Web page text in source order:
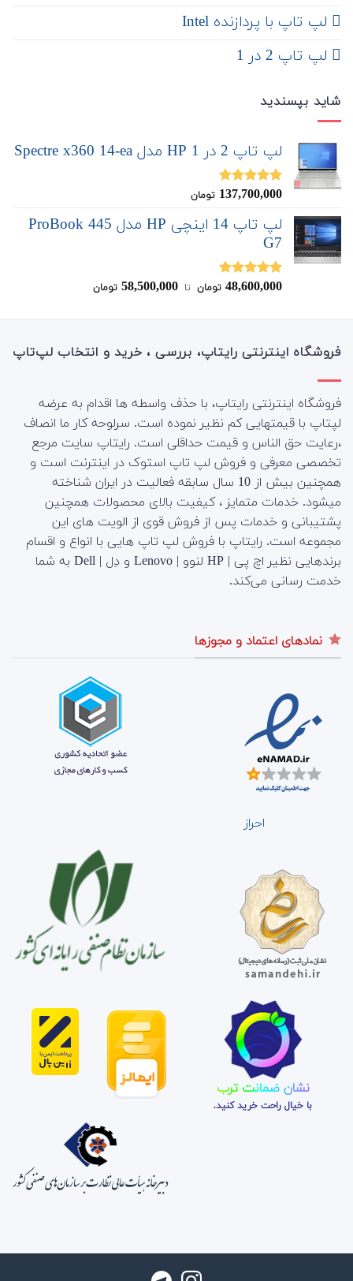
لپ تاپ با پردازنده Intel
لپ تاپ 2 در 1
شاید بپسندید
لپ تاپ 2 در 1 HP مدل Spectre x360 14-ea
نمره5.00
137,700,000 تومان
لپ تاپ 14 اینچی HP مدل ProBook 445
G7
نمره5.00
48,600,000 تومان ‌ تا ‌ 58,500,000 تومان
فروشگاه اینترنتی رایتاپ، بررسی ، خرید و انتخاب لپ‌تاپ
فروشگاه اینترنتی رایتاپ، با حذف واسطه ها اقدام به عرضه
لپتاپ با قیمتهایی کم نظیر نموده است. سرلوحه کار ما انصاف
،رعایت حق الناس و قیمت حداقلی است. رایتاپ سایت مرجع
تخصصی معرفی و فروش لپ تاپ استوک در اینترنت است و
همچنین بیش از 10 سال سابقه فعالیت در ایران شناخته
میشود. خدمات متمایز ، کیفیت بالای محصولات همچنین
پشتیبانی و خدمات پس از فروش قوی از الویت های این
مجموعه است. رایتاپ با فروش لپ تاپ هایی با انواع و اقسام
برندهایی نظیر اچ پی | HP لنوو | Lenovo و دِل | Dell به شما
خدمت رسانی می‌کند.
نمادهای اعتماد و مجوزها
احراز
نشان ضمانت ترب
با خیال راحت خرید کنید.